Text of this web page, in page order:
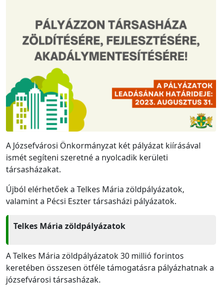
A Józsefvárosi Önkormányzat két pályázat kiírásával
ismét segíteni szeretné a nyolcadik kerületi
társasházakat.
Újból elérhetőek a Telkes Mária zöldpályázatok,
valamint a Pécsi Eszter társasházi pályázatok.
Telkes Mária zöldpályázatok
A Telkes Mária zöldpályázatok 30 millió forintos
keretében összesen ötféle támogatásra pályázhatnak a
józsefvárosi társasházak.